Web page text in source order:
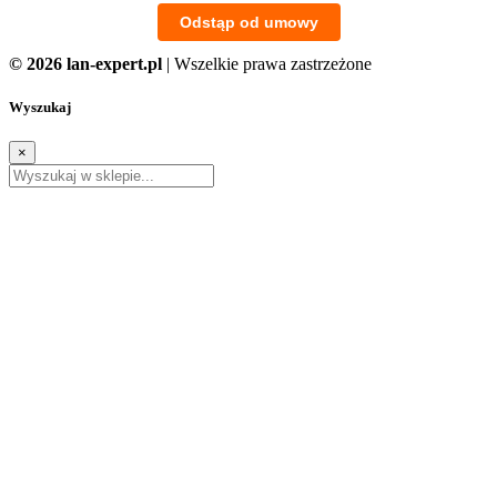
Odstąp od umowy
© 2026 lan-expert.pl | Wszelkie prawa zastrzeżone
Wyszukaj
×